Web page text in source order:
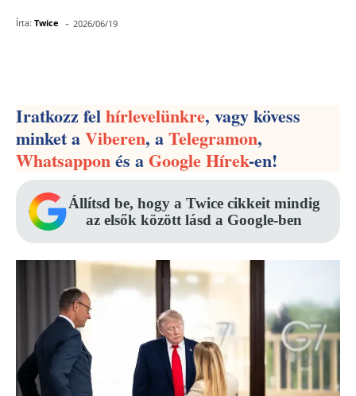
Írta: Twice - 2026/06/19
Iratkozz felhírlevelünkre, vagy kövess
minket aViberen, aTelegramon,
Whatsapponés aGoogle Hírek-en!
Állítsd be, hogy a Twice cikkeit mindig
az elsők között lásd a Google-ben